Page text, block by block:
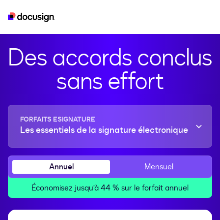
Des accords conclus
sans effort
FORFAITS ESIGNATURE
Les essentiels de la signature électronique
Annuel
Mensuel
Économisez jusqu’à 44 % sur le forfait annuel